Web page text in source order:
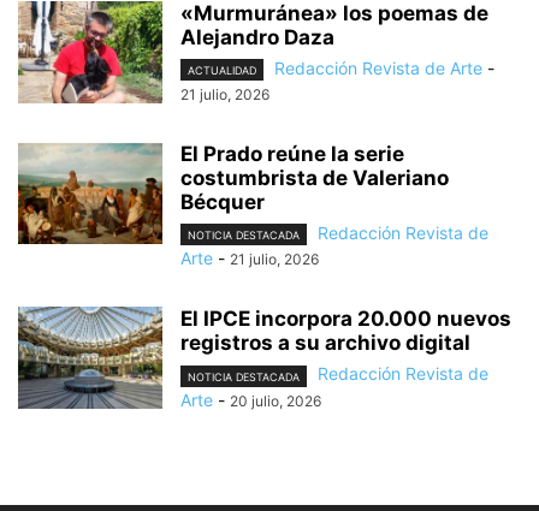
«Murmuránea» los poemas de
Alejandro Daza
ACTUALIDAD Redacción Revista de Arte -
21 julio, 2026
El Prado reúne la serie
costumbrista de Valeriano
Bécquer
NOTICIA DESTACADA
Redacción Revista de
Arte - 21 julio, 2026
El IPCE incorpora 20.000 nuevos
registros a su archivo digital
NOTICIA DESTACADA
Redacción Revista de
Arte - 20 julio, 2026